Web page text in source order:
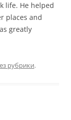
life. He helped
places and
greatly
рубрики.